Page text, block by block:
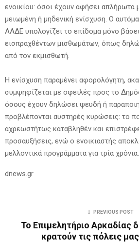
ενοικίου: όσοι έχουν αφήσει απλήρωτα
μειωμένη ή μηδενική ενίσχυση. Ο
ΑΑΔΕ υπολογίζει το επίδομα μόνο
εισπραχθέντων μισθωμάτων, όπως
από τον εκμισθωτή.
Η ενίσχυση παραμένει αφορολόγητη,
συμψηφίζεται με οφειλές προς το
όσους έχουν δηλώσει ψευδή ή
προβλέπονται αυστηρές κυρώσεις: το
αχρεωστήτως καταβληθέν και
προσαυξήσεις, ενώ ο ενοικιαστής
μελλοντικά προγράμματα για τρία χρόνια.
dnews.gr
PREVIOUS POST
Το Επιμελητήριο Αρκαδίας
κρατούν τις πόλεις